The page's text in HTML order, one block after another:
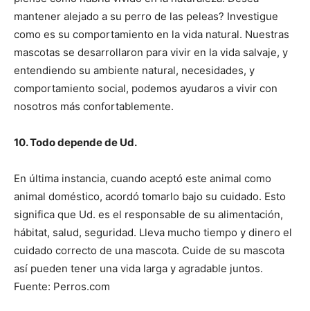
mantener alejado a su perro de las peleas? Investigue
como es su comportamiento en la vida natural. Nuestras
mascotas se desarrollaron para vivir en la vida salvaje, y
entendiendo su ambiente natural, necesidades, y
comportamiento social, podemos ayudaros a vivir con
nosotros más confortablemente.
10. Todo depende de Ud.
En última instancia, cuando aceptó este animal como
animal doméstico, acordó tomarlo bajo su cuidado. Esto
significa que Ud. es el responsable de su alimentación,
hábitat, salud, seguridad. Lleva mucho tiempo y dinero el
cuidado correcto de una mascota. Cuide de su mascota
así pueden tener una vida larga y agradable juntos.
Fuente: Perros.com